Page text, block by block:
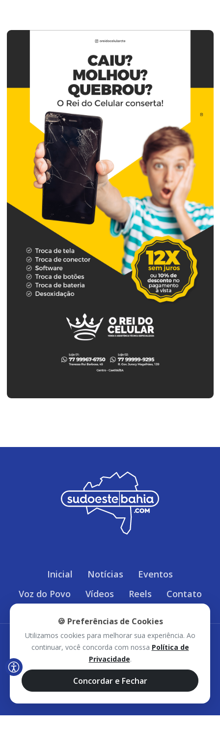
Inicial Notícias
Eventos
Voz do Povo
Vídeos Reels Contato
Política de Privacidade
Sudoeste Bahia © 2026 - Todos os direitos
reservados.
🍪 Preferências de Cookies
Utilizamos cookies para melhorar sua experiência. Ao
continuar, você concorda com nossa Política de
Privacidade.
Concordar e Fechar